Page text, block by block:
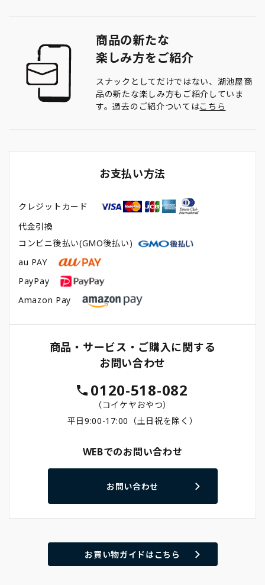
商品の新たな
楽しみ方をご紹介
スナックとしてだけではない、湖池屋商
品の新たな楽しみ方もご紹介していま
す。過去のご紹介ついてはこちら
お支払い方法
クレジットカード
代金引換
コンビニ後払い(GMO後払い)
au PAY
PayPay
Amazon Pay
商品・サービス・ご購入に関する
お問い合わせ
0120-518-082
（コイケヤおやつ）
平日9:00-17:00（土日祝を除く）
WEBでのお問い合わせ
お問い合わせ
お買い物ガイドはこちら